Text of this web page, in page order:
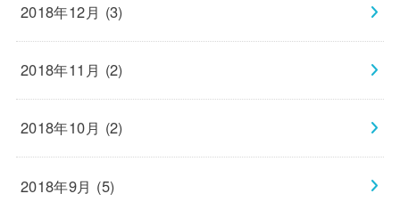
2018年12月 (3)
2018年11月 (2)
2018年10月 (2)
2018年9月 (5)